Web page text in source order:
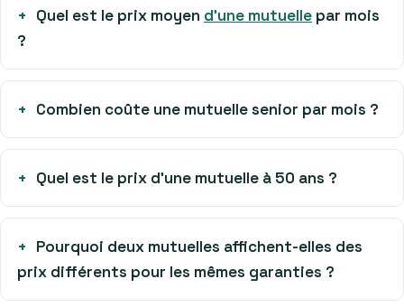
Quel est le prix moyen d’une mutuelle par mois
?
Combien coûte une mutuelle senior par mois ?
Quel est le prix d’une mutuelle à 50 ans ?
Pourquoi deux mutuelles affichent-elles des
prix différents pour les mêmes garanties ?